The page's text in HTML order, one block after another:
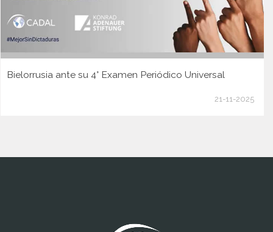
Bielorrusia ante su 4° Examen Periódico Universal
21-11-2025